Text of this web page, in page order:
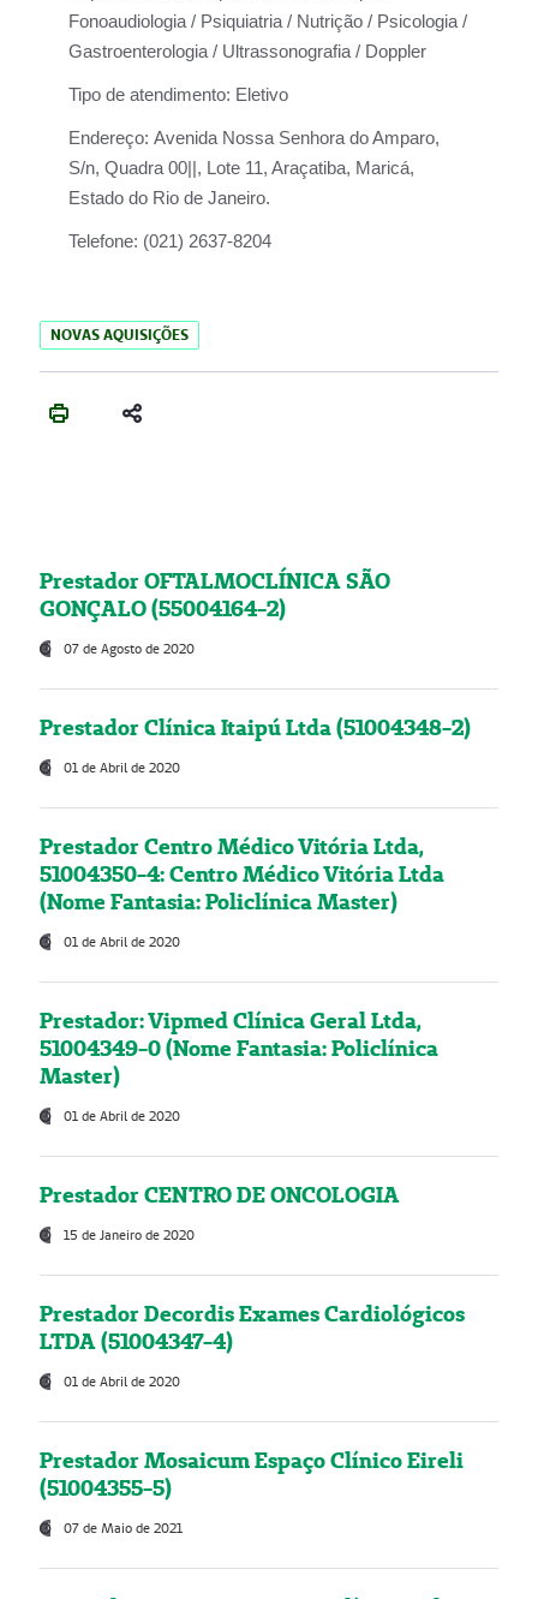
Fonoaudiologia / Psiquiatria / Nutrição / Psicologia /
Gastroenterologia / Ultrassonografia / Doppler
Tipo de atendimento: Eletivo
Endereço: Avenida Nossa Senhora do Amparo,
S/n, Quadra 00||, Lote 11, Araçatiba, Maricá,
Estado do Rio de Janeiro.
Telefone: (021) 2637-8204
NOVAS AQUISIÇÕES
Prestador OFTALMOCLÍNICA SÃO
GONÇALO (55004164-2)
07 de Agosto de 2020
Prestador Clínica Itaipú Ltda (51004348-2)
01 de Abril de 2020
Prestador Centro Médico Vitória Ltda,
51004350-4: Centro Médico Vitória Ltda
(Nome Fantasia: Policlínica Master)
01 de Abril de 2020
Prestador: Vipmed Clínica Geral Ltda,
51004349-0 (Nome Fantasia: Policlínica
Master)
01 de Abril de 2020
Prestador CENTRO DE ONCOLOGIA
15 de Janeiro de 2020
Prestador Decordis Exames Cardiológicos
LTDA (51004347-4)
01 de Abril de 2020
Prestador Mosaicum Espaço Clínico Eireli
(51004355-5)
07 de Maio de 2021